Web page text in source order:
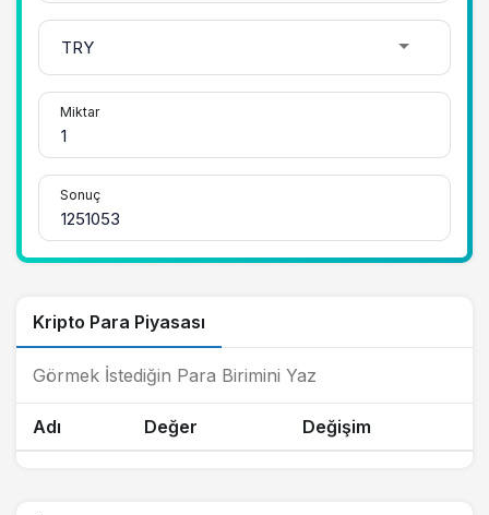
Miktar
Sonuç
Kripto Para Piyasası
Adı Değer Değişim